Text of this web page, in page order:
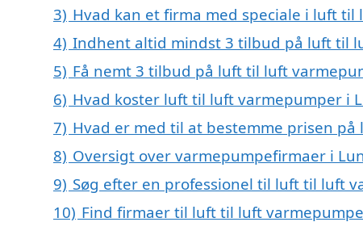
3) Hvad kan et firma med speciale i luft
4) Indhent altid mindst 3 tilbud på luft til
5) Få nemt 3 tilbud på luft til luft
6) Hvad koster luft til luft varmepumper i
7) Hvad er med til at bestemme prisen
8) Oversigt over varmepumpefirmaer i
9) Søg efter en professionel til luft til luft
10) Find firmaer til luft til luft